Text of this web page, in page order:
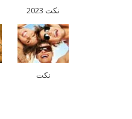
نكت 2023
نكت